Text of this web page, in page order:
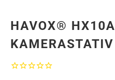
HAVOX®
KAMERASTATIV